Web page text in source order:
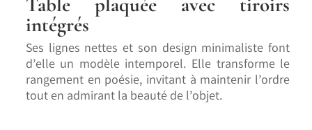
intégrés
Ses lignes nettes et son design minimaliste font
d’elle un modèle intemporel. Elle transforme le
rangement en poésie, invitant à maintenir l’ordre
tout en admirant la beauté de l’objet.